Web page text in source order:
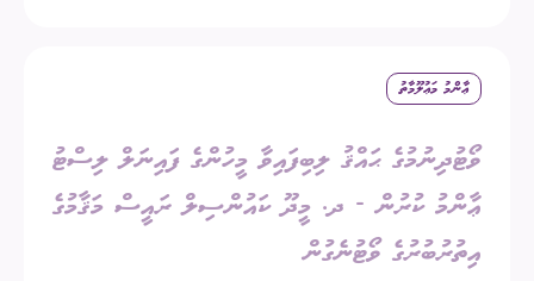
ޢާންމު މަޢުލޫމާތު
ވޯޓުދިނުމުގެ ޙައްޤު ލިބިފައިވާ މީހުންގެ ފައިނަލް ލިސްޓު
ޢާންމު ކުރުން - ދ. މީދޫ ކައުންސިލް ރައީސް މަޤާމުގެ
އިތުރުބުރުގެ ވޯޓުނެގުން